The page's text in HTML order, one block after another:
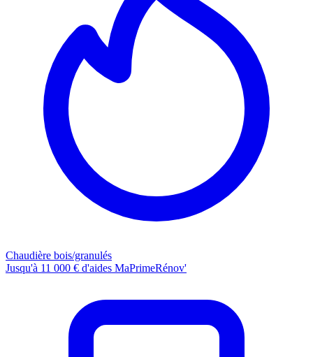
Chaudière bois/granulés
Jusqu'à 11 000 € d'aides MaPrimeRénov'